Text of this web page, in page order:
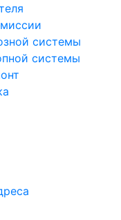
системы
системы